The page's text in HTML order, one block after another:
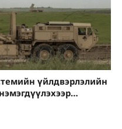
үйлдвэрлэлийн